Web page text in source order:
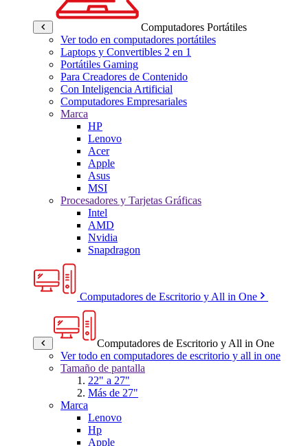
Computadores Portátiles
Ver todo en computadores portátiles
Laptops y Convertibles 2 en 1
Portátiles Gaming
Para Creadores de Contenido
Con Inteligencia Artificial
Computadores Empresariales
Marca
HP
Lenovo
Acer
Apple
Asus
MSI
Procesadores y Tarjetas Gráficas
Intel
AMD
Nvidia
Snapdragon
Computadores de Escritorio y All in One
Computadores de Escritorio y All in One
Ver todo en computadores de escritorio y all in one
Tamaño de pantalla
22" a 27"
Más de 27"
Marca
Lenovo
Hp
Apple